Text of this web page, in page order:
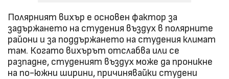
Полярният вихър е основен фактор за
задържането на студения въздух в полярните
райони и за поддържането на студения климат
там. Когато вихърът отслабва или се
разпадне, студеният въздух може да проникне
на по-южни ширини, причинявайки студени